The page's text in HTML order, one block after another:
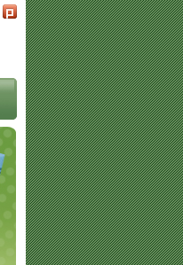
盒,五金,小五金,木器五金,相框五